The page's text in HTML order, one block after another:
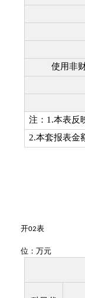
使用非
注： 1.本表反
2.本套报表金
开02表
位：万元